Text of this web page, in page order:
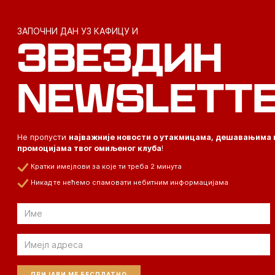
ЗАПОЧНИ ДАН УЗ КАФИЦУ И
ЗВЕЗДИН
Не пропусти најважније новости о утакмицама, дешавањима
промоцијама твог омиљеног клуба!
Кратки имејлови за које ти треба 2 минута
Никад те нећемо спамовати небитним информацијама
Email
Email